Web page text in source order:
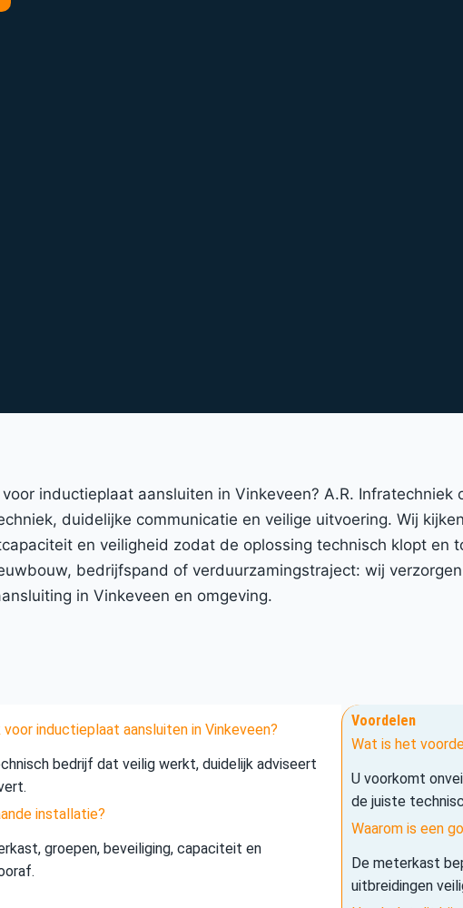
inductieplaat aansluiten in Vinkeveen? A.R.
duidelijke communicatie en veilige uitvoering. Wij
en veiligheid zodat de oplossing technisch klopt en
bedrijfspand of verduurzamingstraject: wij
in Vinkeveen en omgeving.
inductieplaat aansluiten in Vinkeveen?
bedrijf dat veilig werkt, duidelijk adviseert
installatie?
groepen, beveiliging, capaciteit en
Voordelen
Wat is het
U voorkomt
de juiste
Waarom is een
De meterkast
uitbreidingen